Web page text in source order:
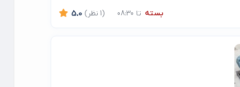
بسته تا 08:30 5.0 (1 نظر)